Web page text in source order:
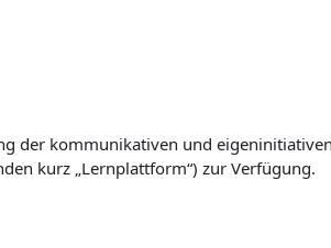
der kommunikativen und
kurz „Lernplattform“) zur Verfügung.